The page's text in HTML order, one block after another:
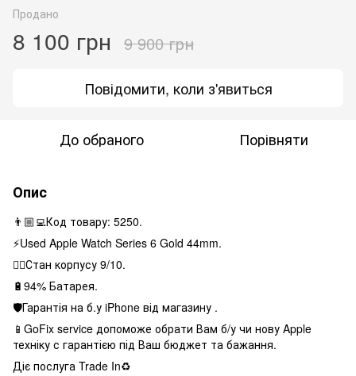
Продано
8 100 грн 9 900 грн
Повідомити, коли з'явиться
До обраного Порівняти
Опис
👨🏼‍💻Код товару: 5250.
⚡️Used Apple Watch Series 6 Gold 44mm.
👌🏻Стан корпусу 9/10.
🔋94% Батарея.
🛡Гарантія на б.у iPhone від магазину .
📱GoFix service допоможе обрати Вам б/у чи нову Apple
техніку с гарантією під Ваш бюджет та бажання.
Діє послуга Trade In♻️